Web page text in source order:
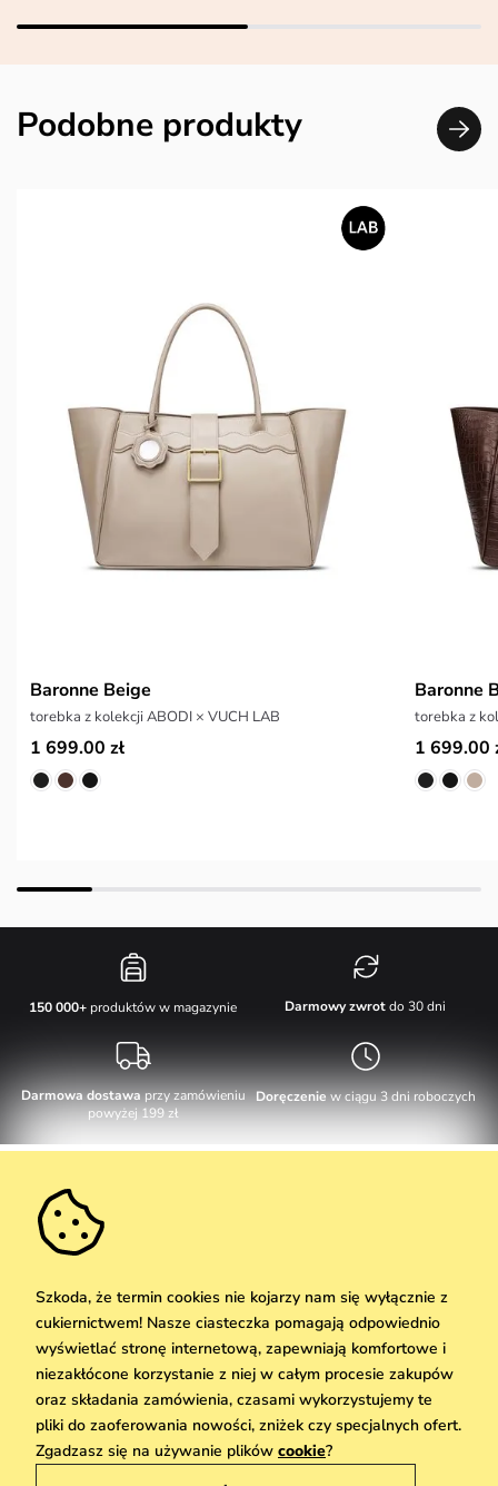
Podobne produkty
Baronne Beige
torebka z kolekcji ABODI × VUCH LAB
1 699.00 zł
Baronne
torebka z
1 699.00
150 000+ produktów w magazynie Darmowy zwrotdo 30 dni
Darmowa dostawaprzy zamówieniu
powyżej 199 zł
Doręczeniew ciągu 3 dni roboczych
W dni robocze Pn-Pt: 8-17h
info@vuch.pl
+48 17 283 29 55
Informacje o zakupie
Kontakt
Najczęściej zadawane pytania
Materiały i pielęgnacja
Dostawa i płatność
Zwroty i reklamacje
Kariera
Karta podarunkowa
Hurtownia
We Care
Nie możesz zaprzepaścić takiej okazji!
Nowości
Zniżki Okazja
Odbiór
Zasady danych osobowych znajdziesztutaj
Copyright © 2026 Vuch Sp. z o. o. Wszelkie prawa zastrzeżone. Techniczna
realizacjaSimplia.cz
Szkoda, że termin cookies nie kojarzy nam się wyłącznie z
cukiernictwem! Nasze ciasteczka pomagają odpowiednio
wyświetlać stronę internetową, zapewniają komfortowe i
niezakłócone korzystanie z niej w całym procesie zakupów
oraz składania zamówienia, czasami wykorzystujemy te
pliki do zaoferowania nowości, zniżek czy specjalnych ofert.
Zgadzasz się na używanie plików cookie?